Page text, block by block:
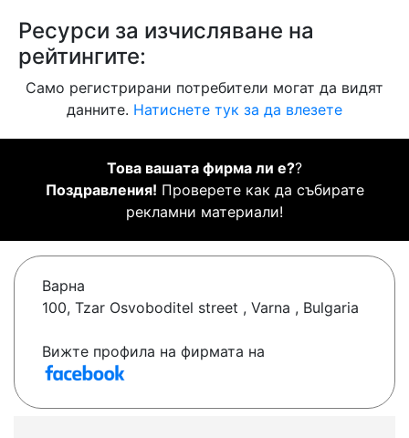
Ресурси за изчисляване на
рейтингите:
Само регистрирани потребители могат да видят
данните. Натиснете тук за да влезете
Това вашата фирма ли е??
Поздравления! Проверете как да събирате
рекламни материали!
Варна
100, Tzar Osvoboditel street , Varna , Bulgaria
Вижте профила на фирмата на